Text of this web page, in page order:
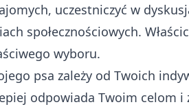
uczestniczyć w
społecznościowych.
wyboru.
psa zależy od Twoich
odpowiada Twoim celom i